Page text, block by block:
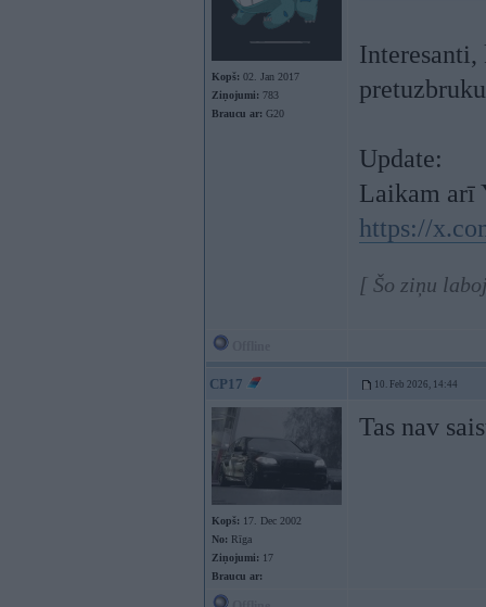
Kopš: 02. Jan 2017
Ziņojumi: 783
Braucu ar: G20
Update:
Laikam arī
https://
[ Šo ziņu
CP17 10. Feb 2026, 14:44
Kopš: 17. Dec 2002
No: Rīga
Ziņojumi: 17
Braucu ar:
Tas nav